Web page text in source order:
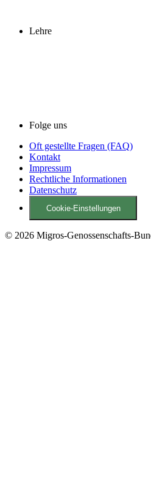
Lehre
Folge uns
Oft gestellte Fragen (FAQ)
Kontakt
Impressum
Rechtliche Informationen
Datenschutz
Cookie-Einstellungen
© 2026 Migros-Genossenschafts-